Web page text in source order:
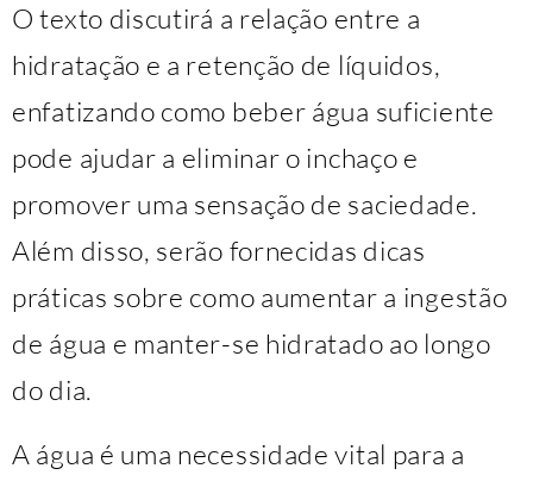
O texto discutirá a relação entre a
hidratação e a retenção de líquidos,
enfatizando como beber água suficiente
pode ajudar a eliminar o inchaço e
promover uma sensação de saciedade.
Além disso, serão fornecidas dicas
práticas sobre como aumentar a ingestão
de água e manter-se hidratado ao longo
do dia.
A água é uma necessidade vital para a